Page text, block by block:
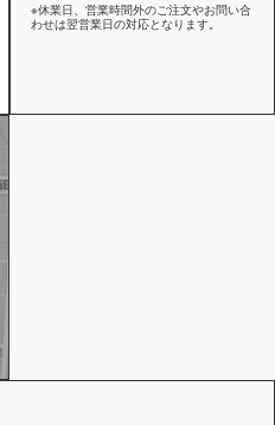
※休業日、営業時間外のご注文やお問い合
わせは翌営業日の対応となります。